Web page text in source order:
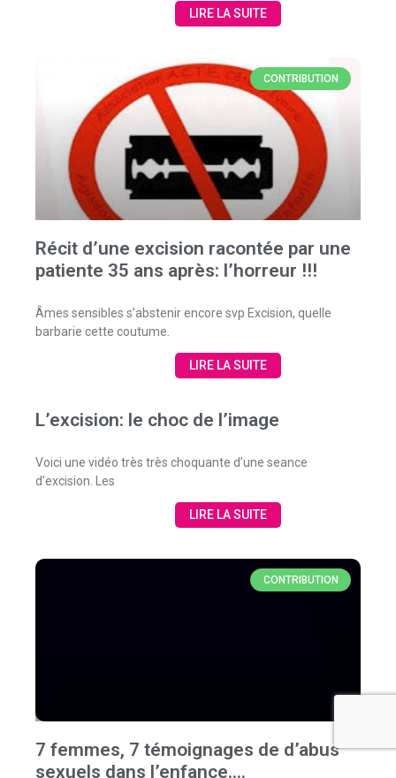
LIRE LA SUITE
CONTRIBUTION
Récit d’une excision racontée par une
patiente 35 ans après: l’horreur !!!
Âmes sensibles s’abstenir encore svp Excision, quelle
barbarie cette coutume.
LIRE LA SUITE
L’excision: le choc de l’image
Voici une vidéo très très choquante d’une seance
d’excision. Les
LIRE LA SUITE
CONTRIBUTION
7 femmes, 7 témoignages de d’abus
sexuels dans l’enfance….